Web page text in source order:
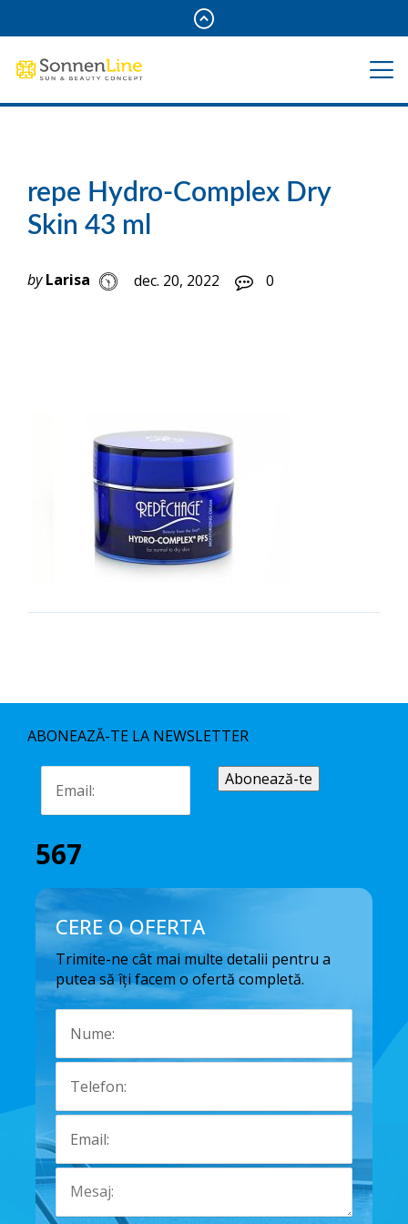
repe Hydro-Complex Dry
Skin 43 ml
by Larisa dec. 20, 2022 0
ABONEAZĂ-TE LA NEWSLETTER
567
CERE O OFERTA
Trimite-ne cât mai multe detalii pentru a
putea să îți facem o ofertă completă.